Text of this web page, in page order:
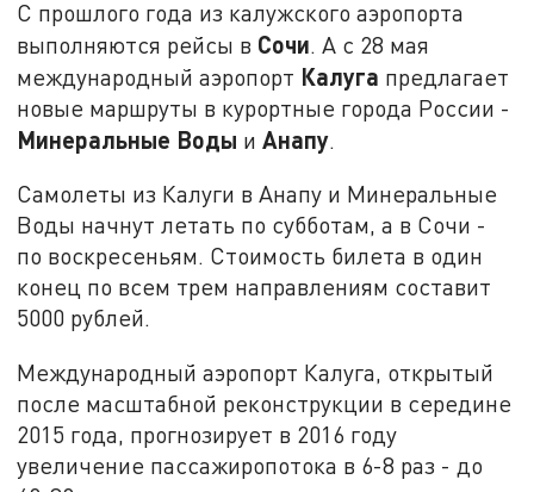
С прошлого года из калужского аэропорта
выполняются рейсы в Сочи. А с 28 мая
международный аэропорт Калуга предлагает
новые маршруты в курортные города России -
Минеральные Воды иАнапу.
Самолеты из Калуги в Анапу и Минеральные
Воды начнут летать по субботам, а в Сочи -
по воскресеньям. Стоимость билета в один
конец по всем трем направлениям составит
5000 рублей.
Международный аэропорт Калуга, открытый
после масштабной реконструкции в середине
2015 года, прогнозирует в 2016 году
увеличение пассажиропотока в 6-8 раз - до